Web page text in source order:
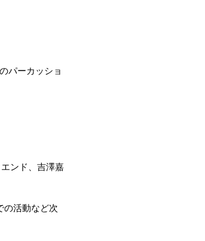
パーカッショ
ンド、吉澤嘉
の活動など次